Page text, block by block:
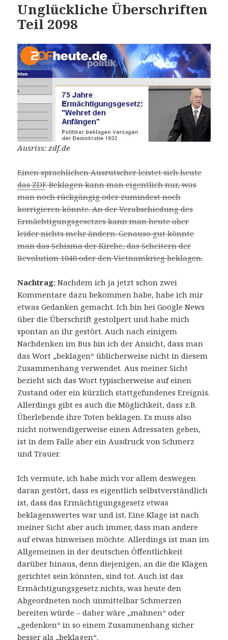
Unglückliche Überschriften
Teil 2098
Ausriss: zdf.de
Einen sprachlichen Ausrutscher leistet sich heute
das ZDF. Beklagen kann man eigentlich nur, was
man noch rückgängig oder zumindest noch
korrigieren könnte. An der Verabschiedung des
Ermächtigungsgesetzes kann man heute aber
leider nichts mehr ändern. Genauso gut könnte
man das Schisma der Kirche, das Scheitern der
Revolution 1848 oder den Vietnamkrieg beklagen.
Nachtrag: Nachdem ich ja jetzt schon zwei
Kommentare dazu bekommen habe, habe ich mir
etwas Gedanken gemacht. Ich bin bei Google News
über die Überschrift gestolpert und habe mich
spontan an ihr gestört. Auch nach einigem
Nachdenken im Bus bin ich der Ansicht, dass man
das Wort „beklagen“ üblicherweise nicht in diesem
Zusammenhang verwendet. Aus meiner Sicht
bezieht sich das Wort typischerweise auf einen
Zustand oder ein kürzlich stattgefundenes Ereignis.
Allerdings gibt es auch die Möglichkeit, dass z.B.
Überlebende ihre Toten beklagen. Es muss also
nicht notwendigerweise einen Adressaten geben,
ist in dem Falle aber ein Ausdruck von Schmerz
und Trauer.
Ich vermute, ich habe mich vor allem deswegen
daran gestört, dass es eigentlich selbstverständlich
ist, dass das Ermächtigungsgesetz etwas
beklagenswertes war und ist. Eine Klage ist nach
meiner Sicht aber auch immer, dass man andere
auf etwas hinweisen möchte. Allerdings ist man im
Allgemeinen in der deutschen Öffentlichkeit
darüber hinaus, denn diejenigen, an die die Klagen
gerichtet sein könnten, sind tot. Auch ist das
Ermächtigungsgesetz nichts, was heute den
Abgeordneten noch unmittelbar Schmerzen
bereiten würde – daher wäre „mahnen“ oder
„gedenken“ in so einem Zusammenhang sicher
besser als „beklagen“.